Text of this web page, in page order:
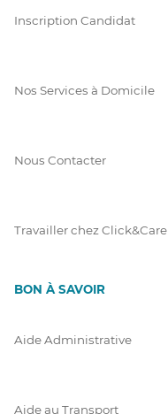
Inscription Candidat
Nos Services à Domicile
Nous Contacter
Travailler chez Click&Care
BON À SAVOIR
Aide Administrative
Aide au Transport